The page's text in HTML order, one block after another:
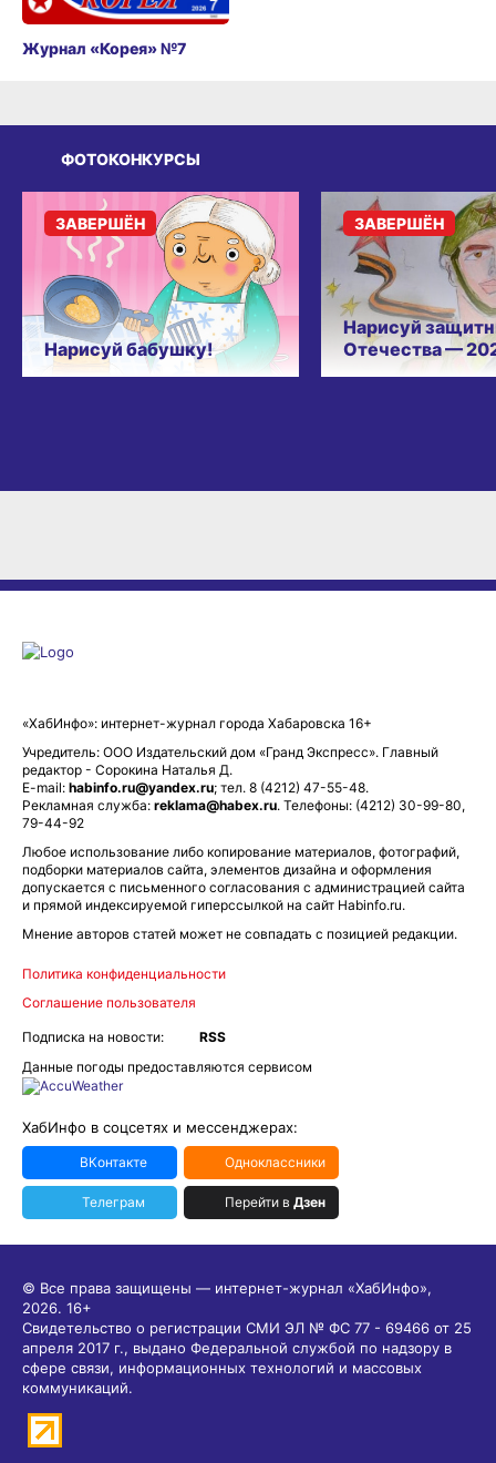
Журнал «Корея» №7
ФОТОКОНКУРСЫ
Нарисуй бабушку!
ЗАВЕРШЁН
Нарисуй
Отечества —
ЗАВЕРШЁН
«ХабИнфо»: интернет-журнал города Хабаровска 16+
Учредитель: ООО Издательский дом «Гранд Экспресс». Главный
редактор - Сорокина Наталья Д.
E-mail: habinfo.ru@yandex.ru; тел. 8 (4212) 47-55-48.
Рекламная служба: reklama@habex.ru. Телефоны: (4212) 30-99-80,
79-44-92
Любое использование либо копирование материалов, фотографий,
подборки материалов сайта, элементов дизайна и оформления
допускается с письменного согласования с администрацией сайта
и прямой индексируемой гиперссылкой на сайт Habinfo.ru.
Мнение авторов статей может не совпадать с позицией редакции.
Политика конфиденциальности
Соглашение пользователя
Подписка на новости:
RSS
Данные погоды предоставляются сервисом
ХабИнфо в соцсетях и мессенджерах:
ВКонтакте Одноклассники
Телеграм Перейти в Дзен
© Все права защищены — интернет-журнал «ХабИнфо»,
2026. 16+
Свидетельство о регистрации СМИ ЭЛ № ФС 77 - 69466 от 25
апреля 2017 г., выдано Федеральной службой по надзору в
сфере связи, информационных технологий и массовых
коммуникаций.